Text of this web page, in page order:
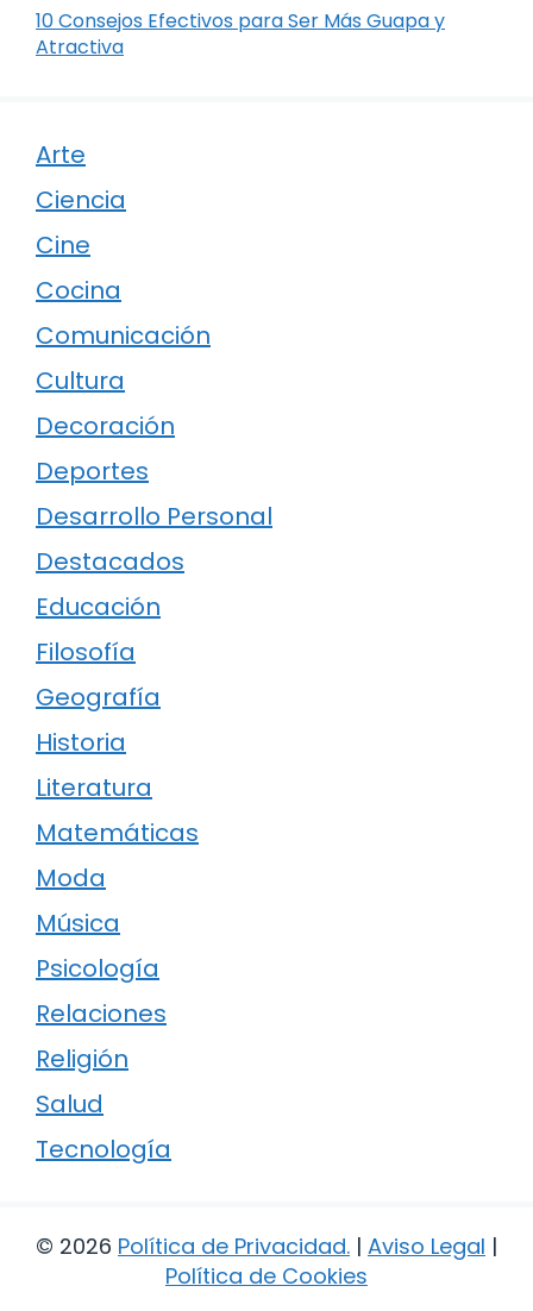
10 Consejos Efectivos para Ser Más Guapa y
Atractiva
Arte
Ciencia
Cine
Cocina
Comunicación
Cultura
Decoración
Deportes
Desarrollo Personal
Destacados
Educación
Filosofía
Geografía
Historia
Literatura
Matemáticas
Moda
Música
Psicología
Relaciones
Religión
Salud
Tecnología
© 2026 Política de Privacidad. | Aviso Legal |
Política de Cookies